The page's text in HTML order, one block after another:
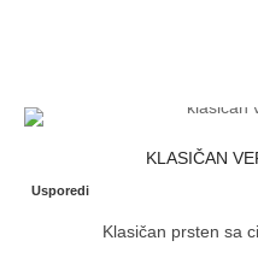
KLASIČAN
Usporedi
Klasičan prsten sa